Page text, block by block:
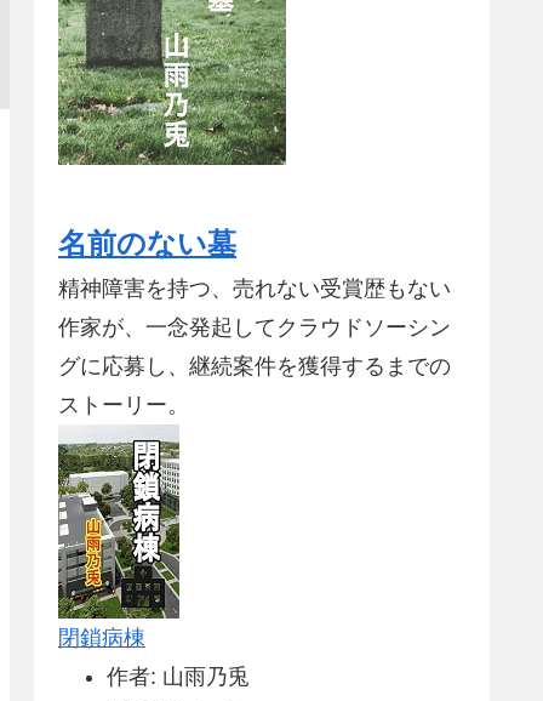
名前のない墓
精神障害を持つ、売れない受賞歴もない
作家が、一念発起してクラウドソーシン
グに応募し、継続案件を獲得するまでの
ストーリー。
閉鎖病棟
作者: 山雨乃兎